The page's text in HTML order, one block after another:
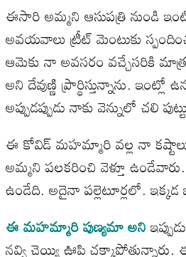
ఈసారి అమ్మని ఆసుపత్రి నుండి
అవయవాలు ట్రీట్ మెంటుకు
ఆమెకు నా అవసరం వచ్చేసరికి
అని దేవుణ్ణి ప్రార్థిస్తున్నాను.
అప్పుడప్పుడు నాకు వెన్నులో చలి
ఈ కోవిడ్ మహమ్మారి వల్ల నా
అమ్మని పలకరించి వెళ్తూ
ఉండేది. అదైనా పల్లెటూర్లలో.
ఈ మహమ్మారి పుణ్యమా అని
నవ్వి చెయ్యి ఊపి చక్కాపోతున్నారు.